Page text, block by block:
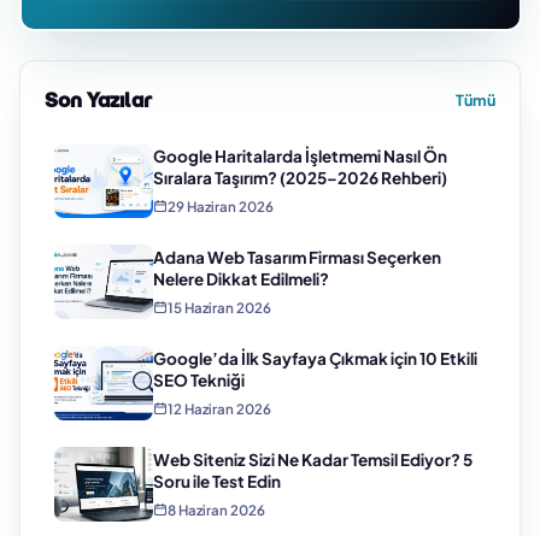
Son Yazılar Tümü
Google Haritalarda İşletmemi Nasıl Ön
Sıralara Taşırım? (2025–2026 Rehberi)
29 Haziran 2026
Adana Web Tasarım Firması Seçerken
Nelere Dikkat Edilmeli?
15 Haziran 2026
Google’da İlk Sayfaya Çıkmak için 10 Etkili
SEO Tekniği
12 Haziran 2026
Web Siteniz Sizi Ne Kadar Temsil Ediyor? 5
Soru ile Test Edin
8 Haziran 2026